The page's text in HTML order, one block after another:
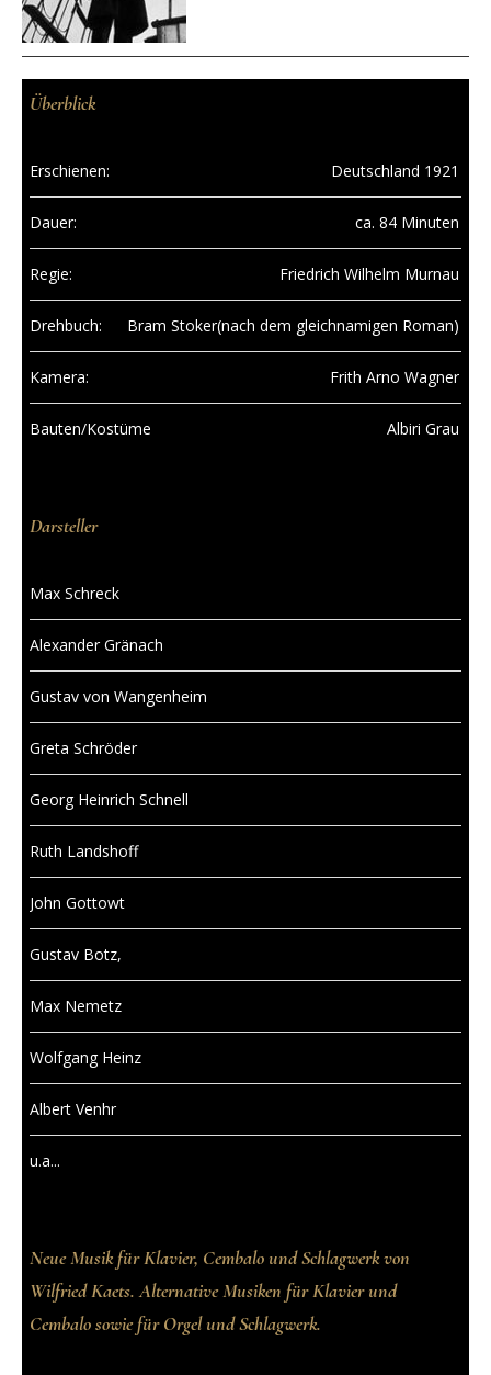
Überblick
Erschienen: Deutschland 1921
Dauer: ca. 84 Minuten
Regie: Friedrich Wilhelm Murnau
Drehbuch: Bram Stoker(nach dem gleichnamigen Roman)
Kamera: Frith Arno Wagner
Bauten/Kostüme Albiri Grau
Darsteller
Max Schreck
Alexander Gränach
Gustav von Wangenheim
Greta Schröder
Georg Heinrich Schnell
Ruth Landshoff
John Gottowt
Gustav Botz,
Max Nemetz
Wolfgang Heinz
Albert Venhr
u.a...
Neue Musik für Klavier, Cembalo und Schlagwerk von
Wilfried Kaets. Alternative Musiken für Klavier und
Cembalo sowie für Orgel und Schlagwerk.